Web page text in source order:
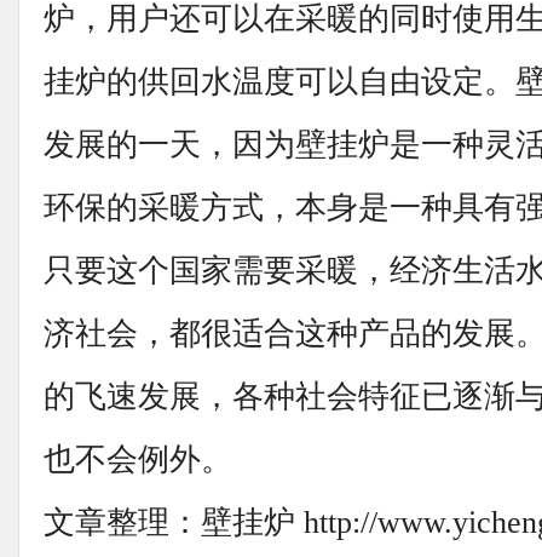
炉，用户还可以在采暖的同时使用
挂炉的供回水温度可以自由设定。
发展的一天，因为壁挂炉是一种灵
环保的采暖方式，本身是一种具有
只要这个国家需要采暖，经济生活
济社会，都很适合这种产品的发展
的飞速发展，各种社会特征已逐渐
也不会例外。
文章整理：壁挂炉 http://